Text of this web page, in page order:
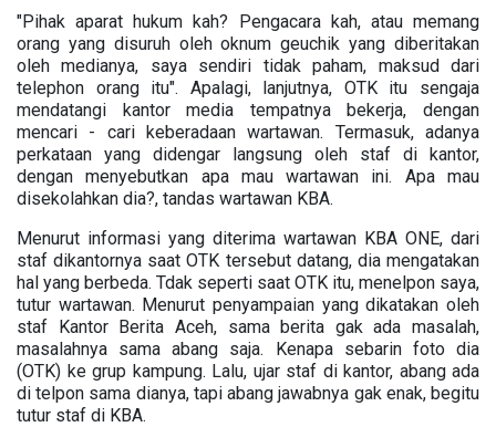
"Pihak aparat hukum kah? Pengacara kah, atau memang
orang yang disuruh oleh oknum geuchik yang diberitakan
oleh medianya, saya sendiri tidak paham, maksud dari
telephon orang itu". Apalagi, lanjutnya, OTK itu sengaja
mendatangi kantor media tempatnya bekerja, dengan
mencari - cari keberadaan wartawan. Termasuk, adanya
perkataan yang didengar langsung oleh staf di kantor,
dengan menyebutkan apa mau wartawan ini. Apa mau
disekolahkan dia?, tandas wartawan KBA.
Menurut informasi yang diterima wartawan KBA ONE, dari
staf dikantornya saat OTK tersebut datang, dia mengatakan
hal yang berbeda. Tdak seperti saat OTK itu, menelpon saya,
tutur wartawan. Menurut penyampaian yang dikatakan oleh
staf Kantor Berita Aceh, sama berita gak ada masalah,
masalahnya sama abang saja. Kenapa sebarin foto dia
(OTK) ke grup kampung. Lalu, ujar staf di kantor, abang ada
di telpon sama dianya, tapi abang jawabnya gak enak, begitu
tutur staf di KBA.